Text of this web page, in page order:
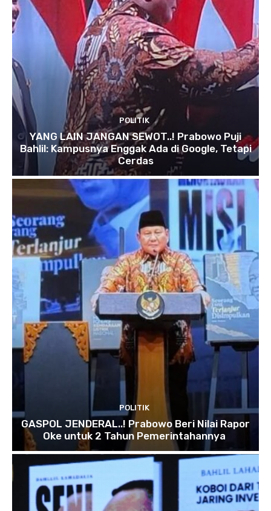
POLITIK
YANG LAIN JANGAN SEWOT..! Prabowo Puji
Bahlil: Kampusnya Enggak Ada di Google, Tetapi
Cerdas
POLITIK
GASPOL JENDERAL..! Prabowo Beri Nilai Rapor
Oke untuk 2 Tahun Pemerintahannya